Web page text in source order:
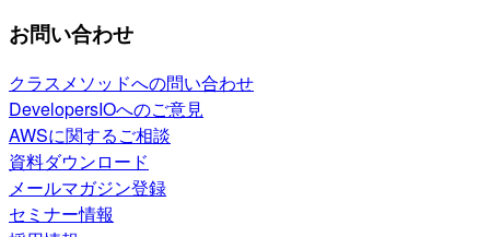
お問い合わせ
クラスメソッドへの問い合わせ
DevelopersIOへのご意見
AWSに関するご相談
資料ダウンロード
メールマガジン登録
セミナー情報